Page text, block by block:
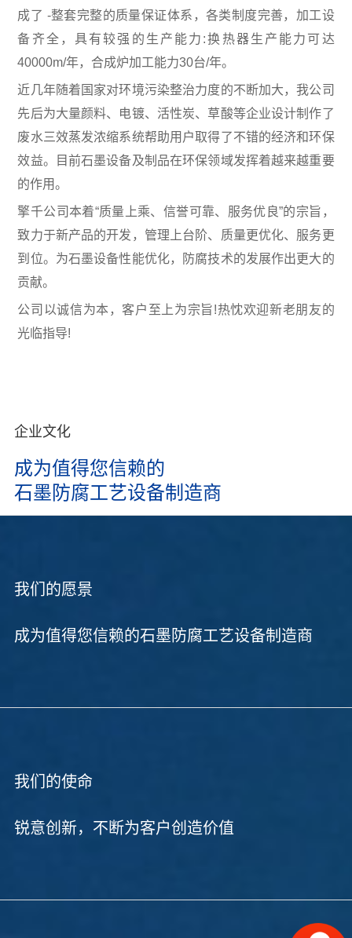
成了 -整套完整的质量保证体系，各类制度完善，加工设
备齐全，具有较强的生产能力:换热器生产能力可达
40000m/年，合成炉加工能力30台/年。
近几年随着国家对环境污染整治力度的不断加大，我公司
先后为大量颜料、电镀、活性炭、草酸等企业设计制作了
废水三效蒸发浓缩系统帮助用户取得了不错的经济和环保
效益。目前石墨设备及制品在环保领域发挥着越来越重要
的作用。
擎千公司本着“质量上乘、信誉可靠、服务优良”的宗旨，
致力于新产品的开发，管理上台阶、质量更优化、服务更
到位。为石墨设备性能优化，防腐技术的发展作出更大的
贡献。
公司以诚信为本，客户至上为宗旨!热忱欢迎新老朋友的
光临指导!
企业文化
成为值得您信赖的
石墨防腐工艺设备制造商
我们的愿景
成为值得您信赖的石墨防腐工艺设备制造商
我们的使命
锐意创新，不断为客户创造价值